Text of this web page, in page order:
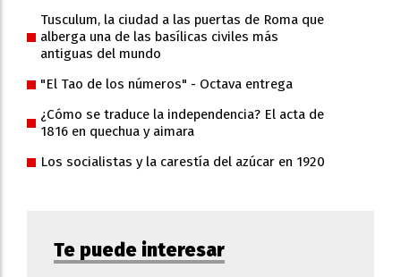
Tusculum, la ciudad a las puertas de Roma que
alberga una de las basílicas civiles más
antiguas del mundo
"El Tao de los números" - Octava entrega
¿Cómo se traduce la independencia? El acta de
1816 en quechua y aimara
Los socialistas y la carestía del azúcar en 1920
Te puede interesar